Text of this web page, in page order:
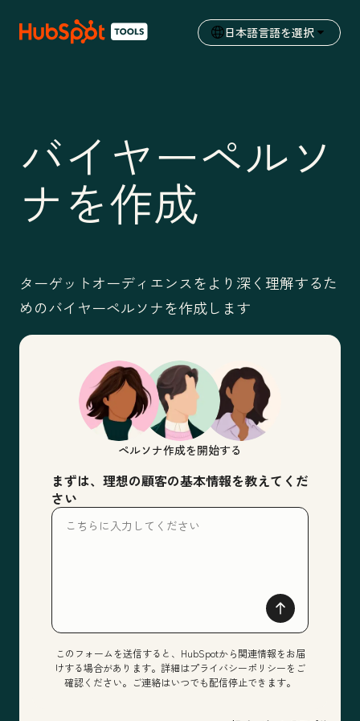
日本語言語を選択
バイヤーペルソ
ナを作成
ターゲットオーディエンスをより深く理解するた
めのバイヤーペルソナを作成します
ペルソナ作成を開始する
まずは、理想の顧客の基本情報を教えてくだ
さい
このフォームを送信すると、HubSpotから関連情報をお届
けする場合があります。詳細はプライバシーポリシーをご
確認ください。ご連絡はいつでも配信停止できます。